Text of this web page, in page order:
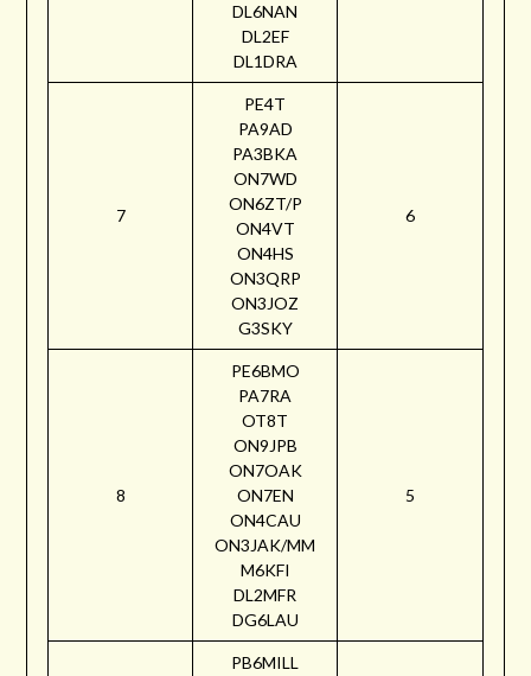
DL6NAN
DL2EF
DL1DRA
7
PE4T
PA9AD
PA3BKA
ON7WD
ON6ZT/P
ON4VT
ON4HS
ON3QRP
ON3JOZ
G3SKY
6
8
PE6BMO
PA7RA
OT8T
ON9JPB
ON7OAK
ON7EN
ON4CAU
ON3JAK/MM
M6KFI
DL2MFR
DG6LAU
5
PB6MILL